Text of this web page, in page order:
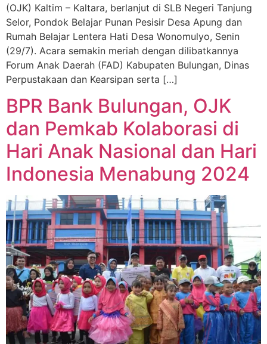
(OJK) Kaltim – Kaltara, berlanjut di SLB Negeri Tanjung
Selor, Pondok Belajar Punan Pesisir Desa Apung dan
Rumah Belajar Lentera Hati Desa Wonomulyo, Senin
(29/7). Acara semakin meriah dengan dilibatkannya
Forum Anak Daerah (FAD) Kabupaten Bulungan, Dinas
Perpustakaan dan Kearsipan serta […]
BPR Bank Bulungan, OJK
dan Pemkab Kolaborasi di
Hari Anak Nasional dan Hari
Indonesia Menabung 2024